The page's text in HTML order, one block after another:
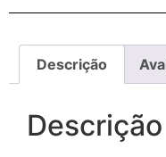
Descrição
Descrição